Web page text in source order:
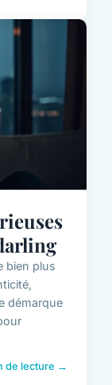
bien plus
démarque
de lecture →